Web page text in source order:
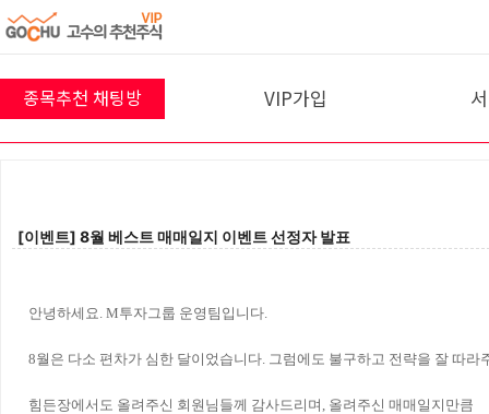
종목추천 채팅방 VIP가입
[이벤트] 8월 베스트 매매일지 이벤트 선정자 발표
안녕하세요. M투자그룹 운영팀입니다.
8월은 다소 편차가 심한 달이었습니다. 그럼에도 불구하고 전략을 잘 따라
힘든장에서도 올려주신 회원님들께 감사드리며, 올려주신 매매일지만큼